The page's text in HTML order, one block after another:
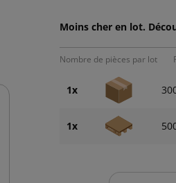
Moins cher en lot.
Nombre de pièces par lot
1x
1x